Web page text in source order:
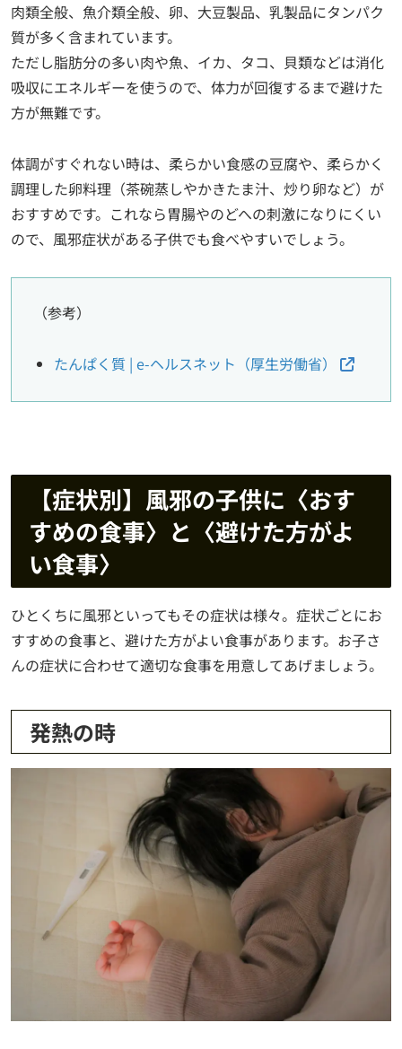
肉類全般、魚介類全般、卵、大豆製品、乳製品にタンパク
質が多く含まれています。
ただし脂肪分の多い肉や魚、イカ、タコ、貝類などは消化
吸収にエネルギーを使うので、体力が回復するまで避けた
方が無難です。
体調がすぐれない時は、柔らかい食感の豆腐や、柔らかく
調理した卵料理（茶碗蒸しやかきたま汁、炒り卵など）が
おすすめです。これなら胃腸やのどへの刺激になりにくい
ので、風邪症状がある子供でも食べやすいでしょう。
（参考）
たんぱく質 | e-ヘルスネット（厚生労働省）
【症状別】風邪の子供に〈おす
すめの食事〉と〈避けた方がよ
い食事〉
ひとくちに風邪といってもその症状は様々。症状ごとにお
すすめの食事と、避けた方がよい食事があります。お子さ
んの症状に合わせて適切な食事を用意してあげましょう。
発熱の時